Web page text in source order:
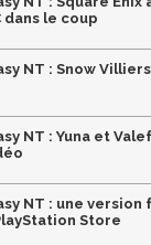
le coup
NT : Snow
NT : Yuna et
NT : une
Store